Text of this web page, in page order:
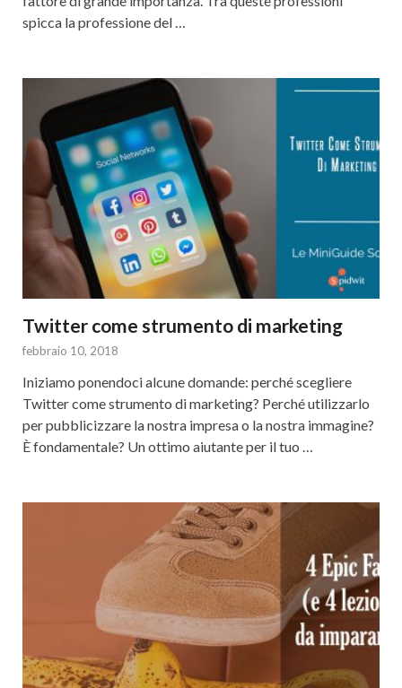
spicca la professione del …
Twitter come strumento di marketing
febbraio 10, 2018
Iniziamo ponendoci alcune domande: perché scegliere
Twitter come strumento di marketing? Perché utilizzarlo
per pubblicizzare la nostra impresa o la nostra immagine?
È fondamentale? Un ottimo aiutante per il tuo …